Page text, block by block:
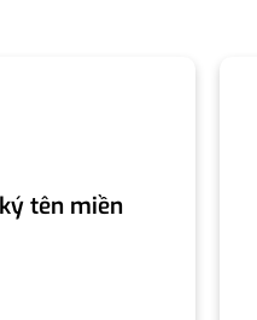
tên miền